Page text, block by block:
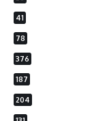
41
78
376
187
204